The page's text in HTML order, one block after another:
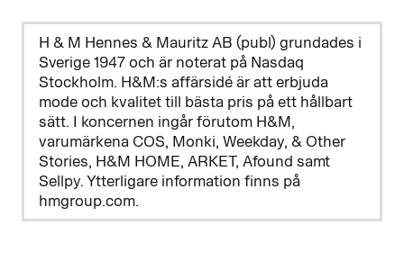
H & M Hennes & Mauritz AB (publ) grundades i
Sverige 1947 och är noterat på Nasdaq
Stockholm. H&M:s affärsidé är att erbjuda
mode och kvalitet till bästa pris på ett hållbart
sätt. I koncernen ingår förutom H&M,
varumärkena COS, Monki, Weekday, & Other
Stories, H&M HOME, ARKET, Afound samt
Sellpy. Ytterligare information finns på
hmgroup.com.